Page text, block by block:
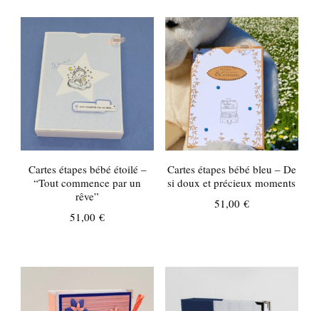
Cartes étapes bébé étoilé –
“Tout commence par un
rêve”
51,00€
Cartes étapes bébé bleu – De
si doux et précieux moments
51,00 €